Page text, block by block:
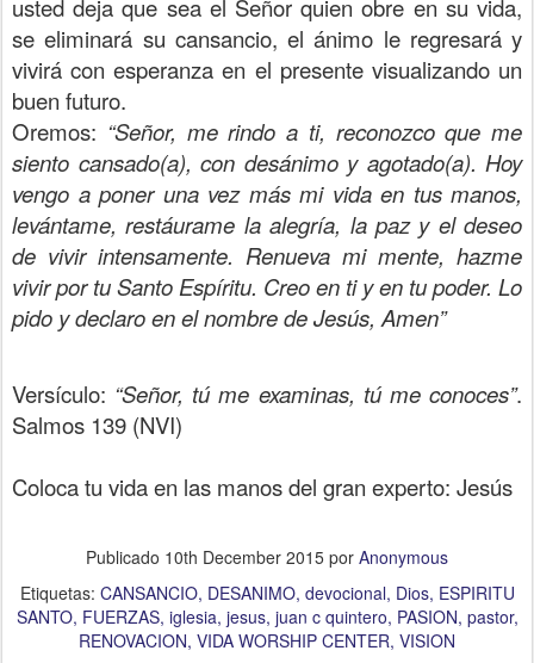
usted deja que sea el Señor quien obre en su vida,
se eliminará su cansancio, el ánimo le regresará y
vivirá con esperanza en el presente visualizando un
buen futuro.
Oremos: “Señor, me rindo a ti, reconozco que me
siento cansado(a), con desánimo y agotado(a). Hoy
vengo a poner una vez más mi vida en tus manos,
levántame, restáurame la alegría, la paz y el deseo
de vivir intensamente. Renueva mi mente, hazme
vivir por tu Santo Espíritu. Creo en ti y en tu poder. Lo
pido y declaro en el nombre de Jesús, Amen”
Versículo: “Señor, tú me examinas, tú me conoces”.
Salmos 139 (NVI)
Coloca tu vida en las manos del gran experto: Jesús
Publicado 10th December 2015 por Anonymous
Etiquetas: CANSANCIO DESANIMO devocional Dios ESPIRITU
SANTO FUERZAS iglesia jesus juan c quintero PASION pastor
RENOVACION VIDA WORSHIP CENTER VISION